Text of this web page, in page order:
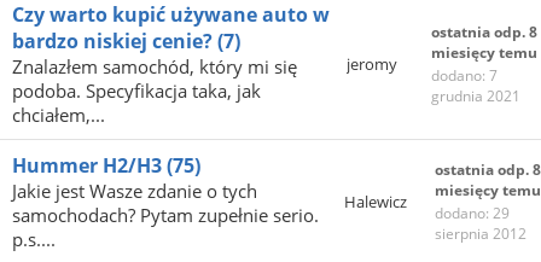
Czy warto kupić używane auto w
bardzo niskiej cenie?(7)
Znalazłem samochód, który mi się
podoba. Specyfikacja taka, jak
chciałem,...
jeromy
ostatnia odp. 8
miesięcy temu
dodano: 7
grudnia 2021
Hummer H2/H3(75)
Jakie jest Wasze zdanie o tych
samochodach? Pytam zupełnie serio.
p.s....
Halewicz
ostatnia odp. 8
miesięcy temu
dodano: 29
sierpnia 2012